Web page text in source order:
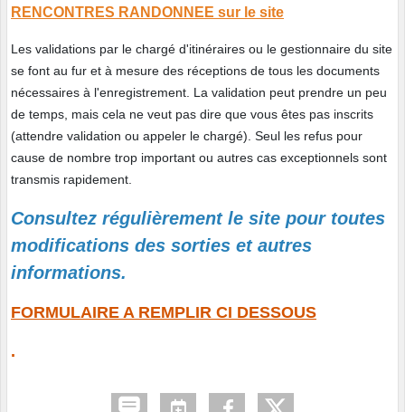
RENCONTRES RANDONNEE sur le site
Les validations par le chargé d'itinéraires ou le gestionnaire du site
se font au fur et à mesure des réceptions de tous les documents
nécessaires à l'enregistrement. La validation peut prendre un peu
de temps, mais cela ne veut pas dire que vous êtes pas inscrits
(attendre validation ou appeler le chargé). Seul les refus pour
cause de nombre trop important ou autres cas exceptionnels sont
transmis rapidement.
Consultez régulièrement le site pour toutes
modifications des sorties et autres
informations.
FORMULAIRE A REMPLIR CI DESSOUS
.